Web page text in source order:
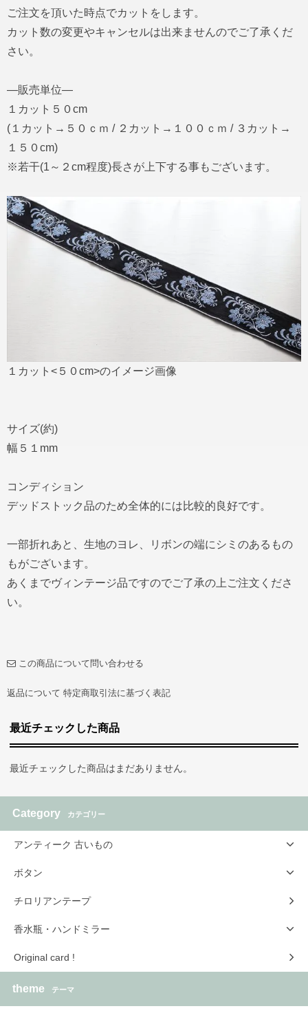
ご注文を頂いた時点でカットをします。
カット数の変更やキャンセルは出来ませんのでご了承くだ
さい。
―販売単位―
１カット５０cm
(１カット→５０ｃｍ / ２カット→１００ｃｍ / ３カット→
１５０cm)
※若干(1～２cm程度)長さが上下する事もございます。
１カット<５０cm>のイメージ画像
サイズ(約)
幅５１mm
コンディション
デッドストック品のため全体的には比較的良好です。
一部折れあと、生地のヨレ、リボンの端にシミのあるもの
もがございます。
あくまでヴィンテージ品ですのでご了承の上ご注文くださ
い。
この商品について問い合わせる
返品について 特定商取引法に基づく表記
最近チェックした商品
最近チェックした商品はまだありません。
Category カテゴリー
アンティーク 古いもの
ボタン
チロリアンテープ
香水瓶・ハンドミラー
Original card !
theme テーマ